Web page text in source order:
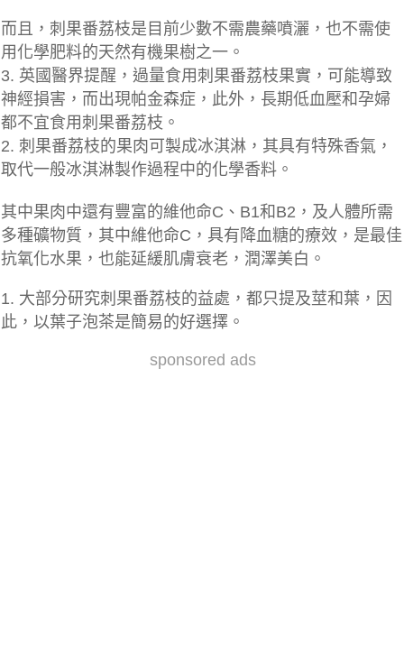
而且，刺果番荔枝是目前少數不需農藥噴灑，也不需使
用化學肥料的天然有機果樹之一。
3. 英國醫界提醒，過量食用刺果番荔枝果實，可能導致
神經損害，而出現帕金森症，此外，長期低血壓和孕婦
都不宜食用刺果番荔枝。
2. 刺果番荔枝的果肉可製成冰淇淋，其具有特殊香氣，
取代一般冰淇淋製作過程中的化學香料。
其中果肉中還有豐富的維他命C、B1和B2，及人體所需
多種礦物質，其中維他命C，具有降血糖的療效，是最佳
抗氧化水果，也能延緩肌膚衰老，潤澤美白。
1. 大部分研究刺果番荔枝的益處，都只提及莖和葉，因
此，以葉子泡茶是簡易的好選擇。
sponsored ads